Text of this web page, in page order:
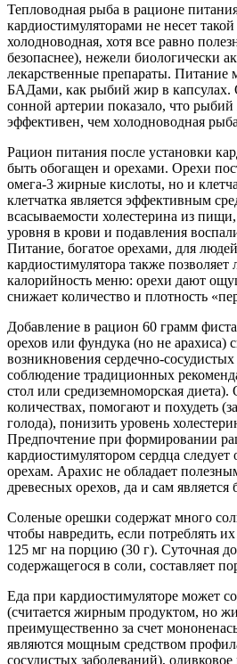
Тепловодная рыба в рационе
кардиостимуляторами не несет
холодноводная, хотя все равно
безопаснее), нежели биологически
лекарственные препараты. Питание
БАДами, как рыбий жир в
сонной артерии показало, что
эффективен, чем холодноводная
Рацион питания после установки
быть обогащен и орехами. Орехи
омега-3 жирные кислоты, но и
клетчатка является эффективным
всасываемости холестерина из
уровня в крови и подавления
Питание, богатое орехами, для
кардиостимулятора также позволяет
калорийность меню: орехи дают
снижает количество и плотность
Добавление в рацион 60 грамм
орехов или фундука (но не арахиса)
возникновения сердечно-
соблюдение традиционных
стол или средиземноморская
количествах, помогают и похудеть
голода), понизить уровень
Предпочтение при формировании
кардиостимулятором сердца следует
орехам. Арахис не обладает
древесных орехов, да и сам является
Соленые орешки содержат много
чтобы навредить, если потреблять
125 мг на порцию (30 г). Суточная
содержащегося в соли, составляет
Еда при кардиостимуляторе может
(считается жирным продуктом, но
преимущественно за счет
являются мощным средством
сосудистых заболеваний),